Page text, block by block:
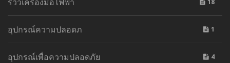
18
อุปกรณ์ความปลอดภ 1
อุปกรณ์เพื่อความปลอดภัย 4